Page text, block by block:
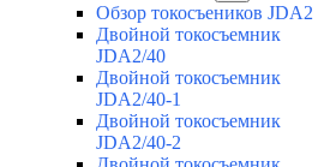
Обзор токосъеников JDA2
Двойной токосъемник
JDA2/40
Двойной токосъемник
JDA2/40-1
Двойной токосъемник
JDA2/40-2